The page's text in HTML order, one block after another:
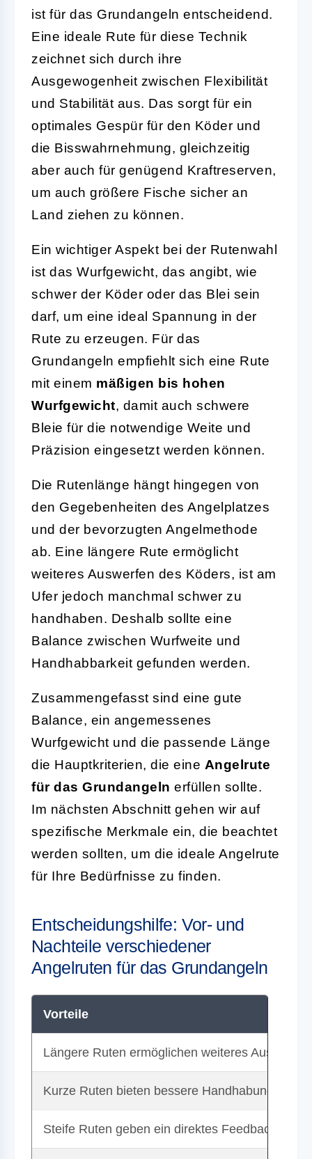
ist für das Grundangeln entscheidend.
Eine ideale Rute für diese Technik
zeichnet sich durch ihre
Ausgewogenheit zwischen Flexibilität
und Stabilität aus. Das sorgt für ein
optimales Gespür für den Köder und
die Bisswahrnehmung, gleichzeitig
aber auch für genügend Kraftreserven,
um auch größere Fische sicher an
Land ziehen zu können.
Ein wichtiger Aspekt bei der Rutenwahl
ist das Wurfgewicht, das angibt, wie
schwer der Köder oder das Blei sein
darf, um eine ideal Spannung in der
Rute zu erzeugen. Für das
Grundangeln empfiehlt sich eine Rute
mit einem mäßigen bis hohen
Wurfgewicht, damit auch schwere
Bleie für die notwendige Weite und
Präzision eingesetzt werden können.
Die Rutenlänge hängt hingegen von
den Gegebenheiten des Angelplatzes
und der bevorzugten Angelmethode
ab. Eine längere Rute ermöglicht
weiteres Auswerfen des Köders, ist am
Ufer jedoch manchmal schwer zu
handhaben. Deshalb sollte eine
Balance zwischen Wurfweite und
Handhabbarkeit gefunden werden.
Zusammengefasst sind eine gute
Balance, ein angemessenes
Wurfgewicht und die passende Länge
die Hauptkriterien, die eine Angelrute
für das Grundangeln erfüllen sollte.
Im nächsten Abschnitt gehen wir auf
spezifische Merkmale ein, die beachtet
werden sollten, um die ideale Angelrute
für Ihre Bedürfnisse zu finden.
Entscheidungshilfe: Vor- und
Nachteile verschiedener
Angelruten für das Grundangeln
Vorteile
Längere Ruten ermöglichen weiteres Auswerfen
Kurze Ruten bieten bessere Handhabung in
Steife Ruten geben ein direktes Feedback bei